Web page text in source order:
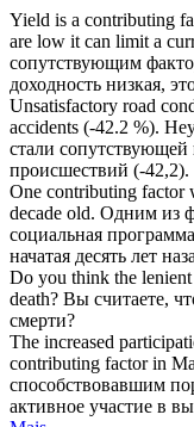
Yield is a contributing
are low it can limit a
сопутствующим
доходность низкая,
Unsatisfactory road
accidents (-42.2 %).
стали
происшествий (-42,2).
One contributing factor
decade old. Одним из
социальная
начатая десять лет
Do you think the lenient
death? Вы считаете,
смерти?
The increased
contributing factorin
способствовавшим
активное участие в